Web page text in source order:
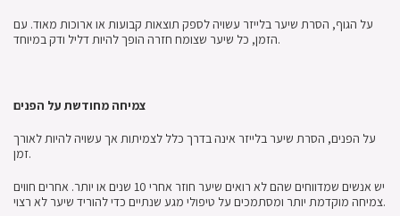
על הגוף, הסרת שיער בלייזר עשויה לספק תוצאות קבועות או ארוכות מאוד. עם
הזמן, כל שיער שצומח חזרה הופך להיות דליל ודק במיוחד.
צמיחה מחודשת על הפנים
על הפנים, הסרת שיער בלייזר אינה בדרך כלל לצמיתות אך עשויה להיות לאורך
זמן.
יש אנשים שמדווחים שהם לא רואים שיער חוזר אחרי 10 שנים או יותר. אחרים חווים
צמיחה מוקדמת יותר ומסתמכים על טיפולי מגע שנתיים כדי להוריד שיער לא רצוי.